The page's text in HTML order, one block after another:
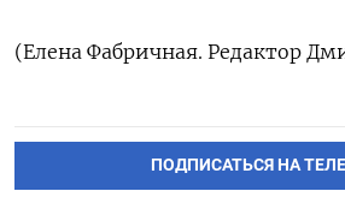
(Елена Фабричная. Редактор
ПОДПИСАТЬСЯ НА